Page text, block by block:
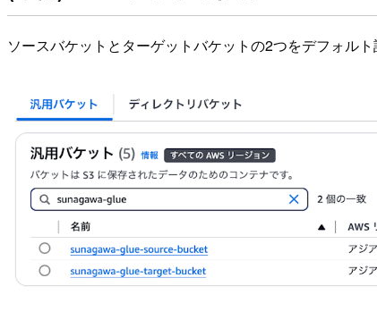
ソースバケットとターゲットバケットの2つをデフォルト